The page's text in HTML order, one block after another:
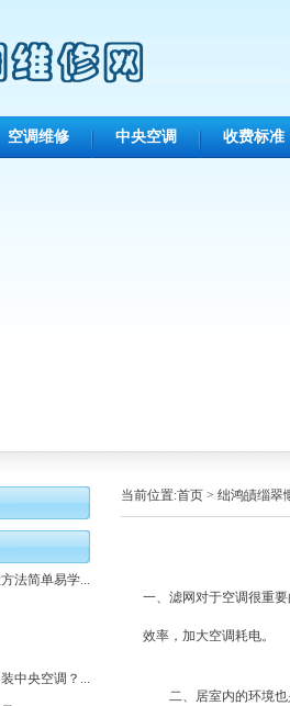
空调维修 中央空调 收费标准
法简单易学...
中央空调？...
当前位置:首页 > 绌鸿皟缁翠
一、滤网对于空调很重
效率，加大空调耗电。
二、居室内的环境也